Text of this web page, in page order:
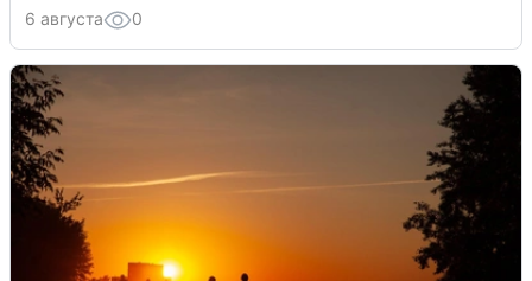
6 августа 0